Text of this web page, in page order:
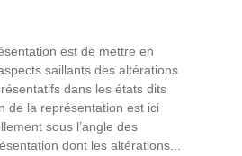
est de mettre en
saillants des altérations
dans les états dits
de la représentation est ici
sous l’angle des
dont les altérations...